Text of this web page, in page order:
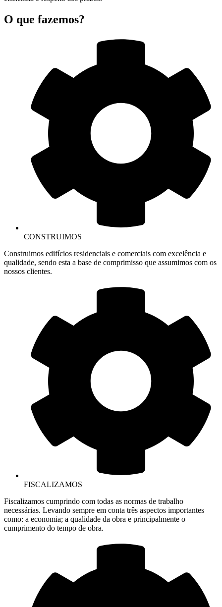
O que fazemos?
CONSTRUIMOS
Construimos edifícios residenciais e comerciais com excelência e
qualidade, sendo esta a base de comprimisso que assumimos com os
nossos clientes.
FISCALIZAMOS
Fiscalizamos cumprindo com todas as normas de trabalho
necessárias. Levando sempre em conta três aspectos importantes
como: a economia; a qualidade da obra e principalmente o
cumprimento do tempo de obra.